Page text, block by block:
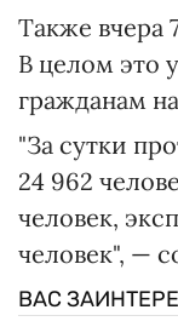
Также вчера
В целом это
гражданам
"За сутки
24 962
человек,
человек", —
ВАС